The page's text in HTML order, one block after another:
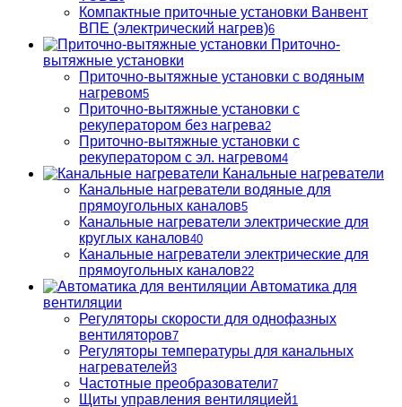
Компактные приточные установки Ванвент
ВПЕ (электрический нагрев)6
Приточно-
вытяжные установки
Приточно-вытяжные установки с водяным
нагревом5
Приточно-вытяжные установки с
рекуператором без нагрева2
Приточно-вытяжные установки с
рекуператором с эл. нагревом4
Канальные нагреватели
Канальные нагреватели водяные для
прямоугольных каналов5
Канальные нагреватели электрические для
круглых каналов40
Канальные нагреватели электрические для
прямоугольных каналов22
Автоматика для
вентиляции
Регуляторы скорости для однофазных
вентиляторов7
Регуляторы температуры для канальных
нагревателей3
Частотные преобразователи7
Щиты управления вентиляцией1